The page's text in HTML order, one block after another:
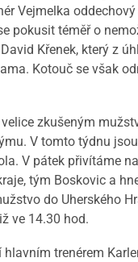
Vejmelka
pokusit téměř o
Křenek, který z
Kotouč se však
zkušeným
V tomto týdnu
V pátek přivítáme
tým Boskovic a
do Uherského
ve 14.30 hod.
trenérem